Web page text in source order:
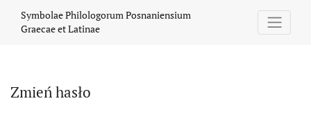
Symbolae Philologorum Posnaniensium
Graecae et Latinae
Zmień hasło